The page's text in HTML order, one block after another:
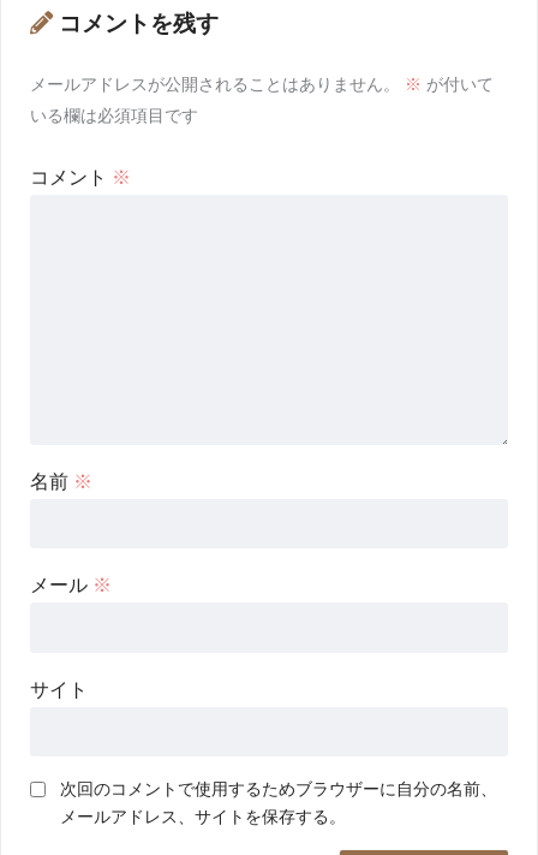
コメントを残す
メールアドレスが公開されることはありません。 ※ が付いて
いる欄は必須項目です
コメント ※
名前 ※
メール ※
サイト
次回のコメントで使用するためブラウザーに自分の名前、
メールアドレス、サイトを保存する。